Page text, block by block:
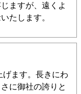
ますが、遠くよ
たします。
ます。長きにわ
に御社の誇りと